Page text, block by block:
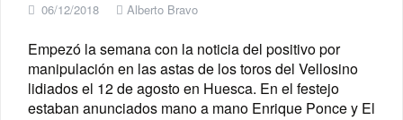
06/12/2018 Alberto Bravo
Empezó la semana con la noticia del positivo por
manipulación en las astas de los toros del Vellosino
lidiados el 12 de agosto en Huesca. En el festejo
estaban anunciados mano a mano Enrique Ponce y El